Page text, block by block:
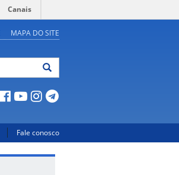
Canais
MAPA DO SITE
Fale conosco